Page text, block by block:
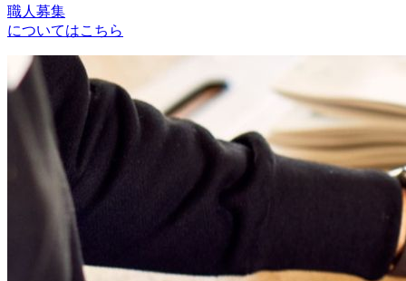
ビ
ゲ
ー
シ
ン
職人募集
についてはこちら